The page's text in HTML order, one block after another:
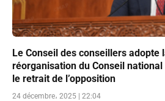
Le Conseil des conseillers adopte
réorganisation du Conseil
le retrait de l’opposition
24 décembre، 2025 | 22:04